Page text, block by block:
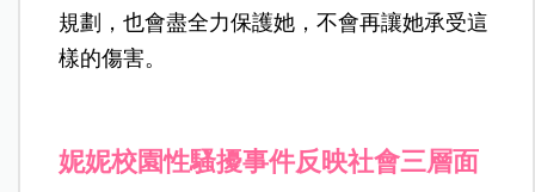
規劃，也會盡全力保護她，不會再讓她承受這
樣的傷害。
妮妮校園性騷擾事件反映社會三層面